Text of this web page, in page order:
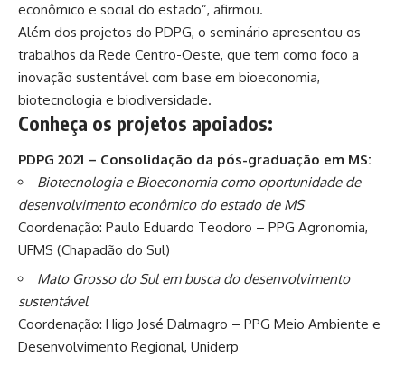
econômico e social do estado”, afirmou.
Além dos projetos do PDPG, o seminário apresentou os
trabalhos da Rede Centro-Oeste, que tem como foco a
inovação sustentável com base em bioeconomia,
biotecnologia e biodiversidade.
Conheça os projetos apoiados:
PDPG 2021 – Consolidação da pós-graduação em MS:
Biotecnologia e Bioeconomia como oportunidade de
desenvolvimento econômico do estado de MS
Coordenação: Paulo Eduardo Teodoro – PPG Agronomia,
UFMS (Chapadão do Sul)
Mato Grosso do Sul em busca do desenvolvimento
sustentável
Coordenação: Higo José Dalmagro – PPG Meio Ambiente e
Desenvolvimento Regional, Uniderp